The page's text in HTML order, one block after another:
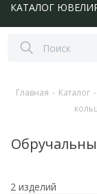
КАТАЛОГ
Главная - Каталог -
2 изделий